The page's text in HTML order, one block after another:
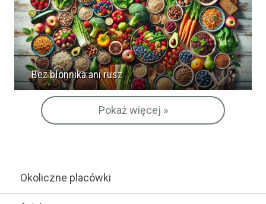
Bez błonnika ani rusz
Pokaż więcej »
Okoliczne placówki